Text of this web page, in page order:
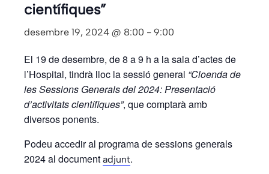
científiques”
desembre 19, 2024 @ 8:00 - 9:00
El 19 de desembre, de 8 a 9 h a la sala d’actes de
l’Hospital, tindrà lloc la sessió general “Cloenda de
les Sessions Generals del 2024: Presentació
d’activitats científiques”, que comptarà amb
diversos ponents.
Podeu accedir al programa de sessions generals
2024 al document adjunt.